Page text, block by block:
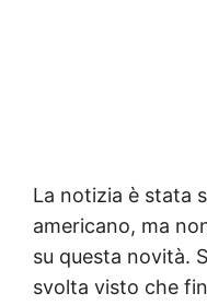
La notizia è stata
americano, ma
su questa novità.
svolta visto che